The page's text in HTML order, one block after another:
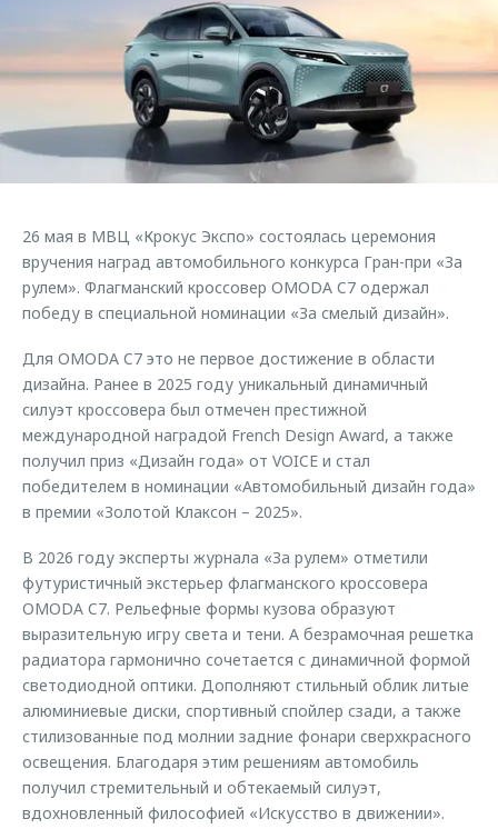
Кредитный калькулятор
Одежда и сувениры
Оригинальные аксессуары
Трейд-ин
Калькулятор трейд-ин
Руководства по эксплуатации
Клиентская поддержка
O&J Автоклуб
Клуб владельцев OMODA
Приложение O&J
Одежда и сувениры
Оригинальные аксессуары
Запчасти
Обратная связь
26 мая в МВЦ «Крокус Экспо» состоялась церемония
вручения наград автомобильного конкурса Гран-при «За
рулем». Флагманский кроссовер OMODA C7 одержал
победу в специальной номинации «За смелый дизайн».
Для OMODA C7 это не первое достижение в области
дизайна. Ранее в 2025 году уникальный динамичный
силуэт кроссовера был отмечен престижной
международной наградой French Design Award, а также
получил приз «Дизайн года» от VOICE и стал
победителем в номинации «Автомобильный дизайн года»
в премии «Золотой Клаксон – 2025».
В 2026 году эксперты журнала «За рулем» отметили
футуристичный экстерьер флагманского кроссовера
OMODA C7. Рельефные формы кузова образуют
выразительную игру света и тени. А безрамочная решетка
радиатора гармонично сочетается с динамичной формой
светодиодной оптики. Дополняют стильный облик литые
алюминиевые диски, спортивный спойлер сзади, а также
стилизованные под молнии задние фонари сверхкрасного
освещения. Благодаря этим решениям автомобиль
получил стремительный и обтекаемый силуэт,
вдохновленный философией «Искусство в движении».